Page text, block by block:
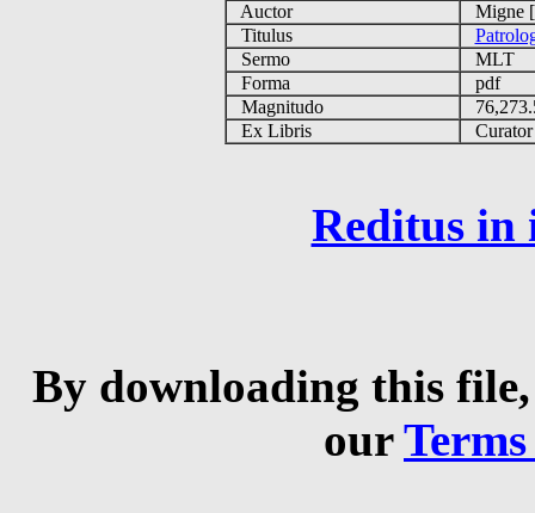
Auctor
Migne
Titulus
Sermo
MLT
Forma
pdf
Magnitudo
Ex Libris
Curator
Reditus in
By downloading this
our